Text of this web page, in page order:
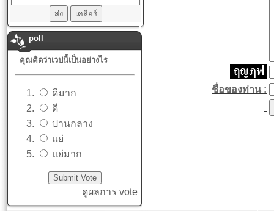
poll
คุณคิดว่าเวปนี้เป็นอย่างไร
ดีมาก
ดี
ปานกลาง
แย่
แย่มาก
ดูผลการ vote
ชื่อของท่าน :